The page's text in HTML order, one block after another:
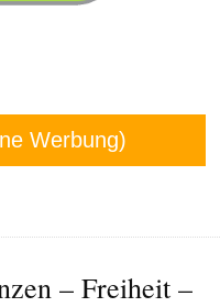
Werbung)
– Freiheit –